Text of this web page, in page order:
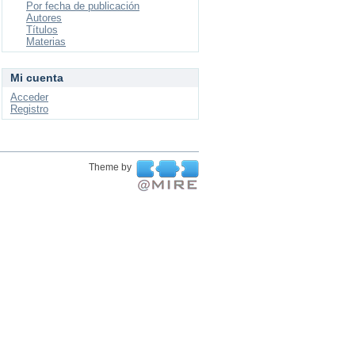
Por fecha de publicación
Autores
Títulos
Materias
Mi cuenta
Acceder
Registro
Theme by